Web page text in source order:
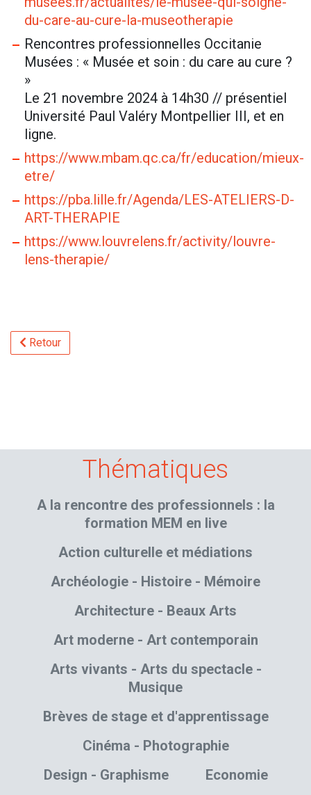
du-care-au-cure-la-museotherapie
Rencontres professionnelles Occitanie
Musées : « Musée et soin : du care au cure ?
»
Le 21 novembre 2024 à 14h30 // présentiel
Université Paul Valéry Montpellier III, et en
ligne.
https://www.mbam.qc.ca/fr/education/mieux-
etre/
https://pba.lille.fr/Agenda/LES-ATELIERS-D-
ART-THERAPIE
https://www.louvrelens.fr/activity/louvre-
lens-therapie/
Retour
Thématiques
A la rencontre des professionnels : la
formation MEM en live
Action culturelle et médiations
Archéologie - Histoire - Mémoire
Architecture - Beaux Arts
Art moderne - Art contemporain
Arts vivants - Arts du spectacle -
Musique
Brèves de stage et d'apprentissage
Cinéma - Photographie
Design - Graphisme
Economie